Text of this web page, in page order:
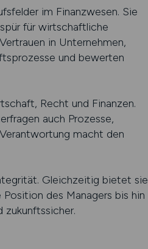
im Finanzwesen. Sie
für wirtschaftliche
in Unternehmen,
und bewerten
Recht und Finanzen.
auch Prozesse,
macht den
Gleichzeitig bietet sie
des Managers bis hin
zukunftssicher.